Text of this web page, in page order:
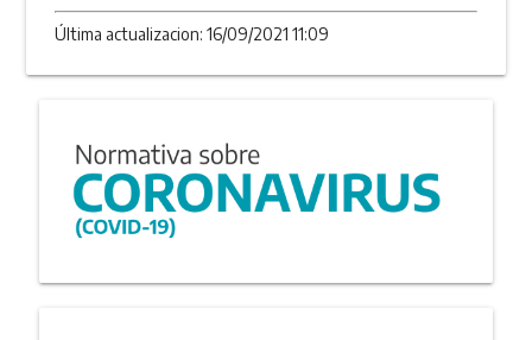
Última actualizacion: 16/09/2021 11:09